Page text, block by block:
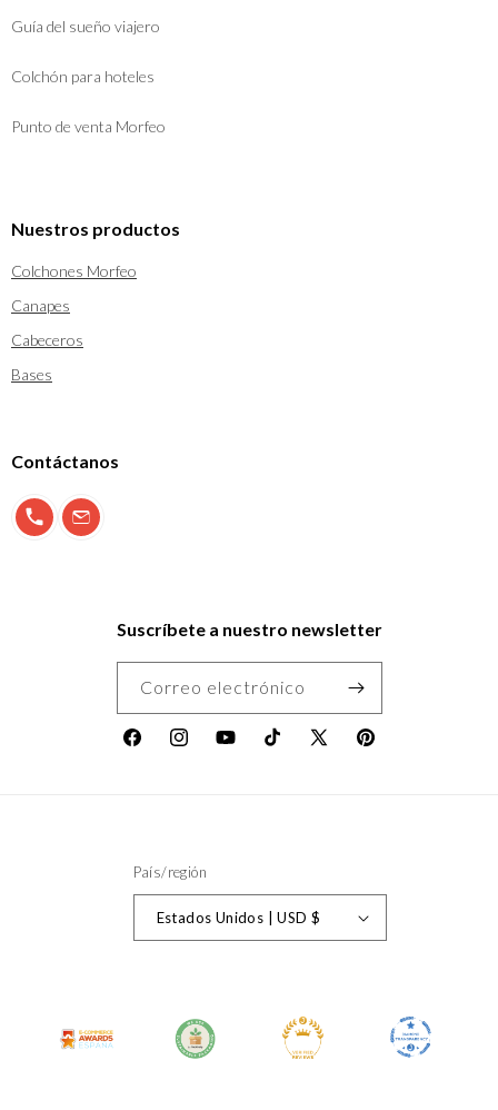
Guía del sueño viajero
Colchón para hoteles
Punto de venta Morfeo
Nuestros productos
Colchones Morfeo
Canapes
Cabeceros
Bases
Contáctanos
900 897 123info@morfeo.com
Suscríbete a nuestro newsletter
Correo electrónico
FacebookInstagramYouTubeTikTok
X
Pinterest
País/región
Estados Unidos | USD $